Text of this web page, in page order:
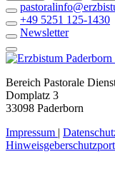
+49 5251 125-1430
Newsletter
Bereich Pastorale
Domplatz 3
33098 Paderborn
Impressum |